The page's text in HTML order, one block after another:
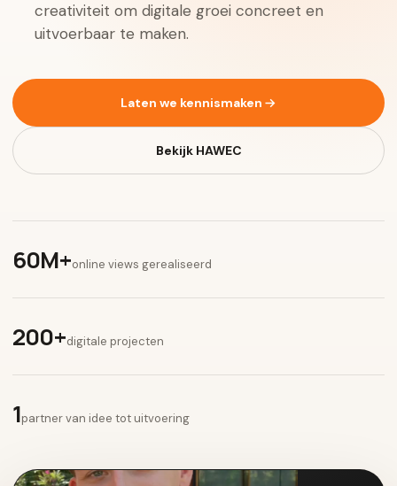
creativiteit om digitale groei concreet en
uitvoerbaar te maken.
Laten we kennismaken
Bekijk HAWEC
60M+online views gerealiseerd
200+digitale projecten
1partner van idee tot uitvoering